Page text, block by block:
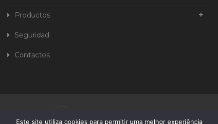
Productos
Seguridad
Contactos
Este site utiliza cookies para permitir uma melhor experiência